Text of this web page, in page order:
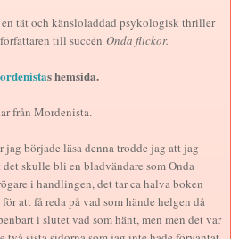
en tät och känsloladdad psykologisk thriller
till succén Onda flickor.
s hemsida.
från Mordenista.
började läsa denna trodde jag att jag
skulle bli en bladvändare som Onda
i handlingen, det tar ca halva boken
att få reda på vad som hände helgen då
i slutet vad som hänt, men men det var